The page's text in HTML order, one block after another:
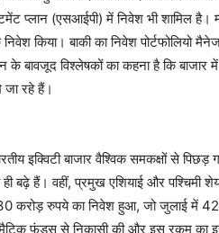
प्लान (एसआईपी) में निवेश भी शामिल
किया। बाकी का निवेश पोर्टफोलियो
विश्लेषकों का कहना है कि बाजार में
रहे हैं।
इक्विटी बाजार वैश्विक समकक्षों से
बढ़े हैं। वहीं, प्रमुख एशियाई और पश्चिमी
करोड़ रुपये का निवेश हुआ, जो जुलाई में
फंड्स से निकासी की और इस रकम का